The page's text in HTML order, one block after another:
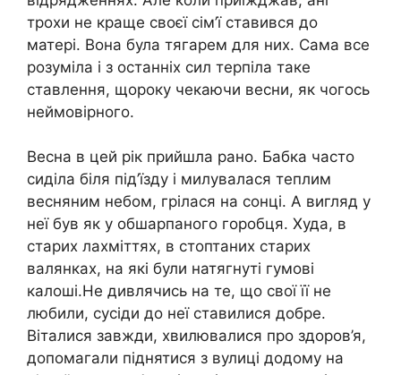
трохи не краще своєї сім’ї ставився до
матері. Вона була тягарем для них. Сама все
розуміла і з останніх сил терпіла таке
ставлення, щороку чекаючи весни, як чогось
неймовірного.
Весна в цей рік прийшла рано. Бабка часто
сиділа біля під’їзду і милувалася теплим
весняним небом, грілася на сонці. А вигляд у
неї був як у обшарпаного горобця. Худа, в
старих лахміттях, в стоптаних старих
валянках, на які були натягнуті гумові
калоші.Не дивлячись на те, що свої її не
любили, сусіди до неї ставилися добре.
Віталися завжди, хвилювалися про здоров’я,
допомагали піднятися з вулиці додому на